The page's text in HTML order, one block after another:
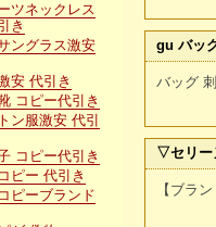
gu バッ
バッグ
▽セリー
【ブラ
ツネックレス
き
ングラス激安
安 代引き
コピー代引き
ン服激安 代引
コピー代引き
ピー 代引き
ピーブランド